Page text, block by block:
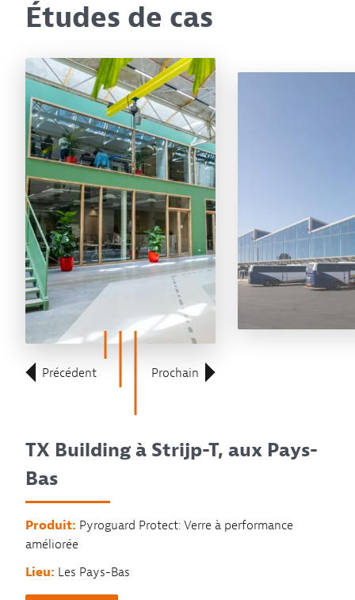
Études de cas
TX Building à Strijp-T, aux Pays-
Bas
Produit: Pyroguard Protect: Verre à performance
améliorée
Lieu: Les Pays-Bas
Précédent Prochain